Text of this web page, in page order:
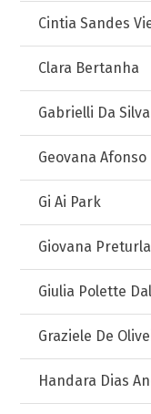
Cintia Sandes
Clara Bertanha
Gabrielli Da
Geovana
Gi Ai Park
Giovana
Giulia Polette
Graziele De
Handara Dias